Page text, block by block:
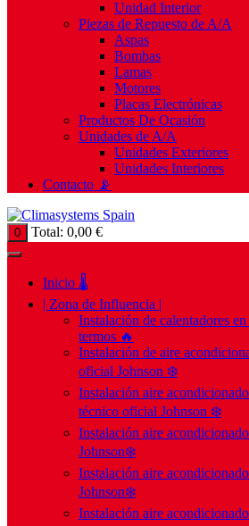
Unidad Interior
Piezas de Repuesto de A/A
Aspas
Bombas
Lamas
Motores
Placas Electrónicas
Productos De Ocasión
Unidades de A/A
Unidades Exteriores
Unidades Interiores
Contacto 📡
0 Total: 0,00 €
Inicio 🌡️
| Zona de Influencia |
Instalación de calentadores
termos 🔥
Instalación de aire
oficial Johnson ❄️
Instalación aire
técnico oficial Johnson ❄️
Instalación aire
Johnson❄️
Instalación aire
Johnson❄️
Instalación aire